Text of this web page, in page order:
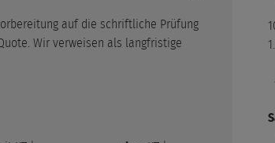
auf die schriftliche Prüfung
Wir verweisen als langfristige